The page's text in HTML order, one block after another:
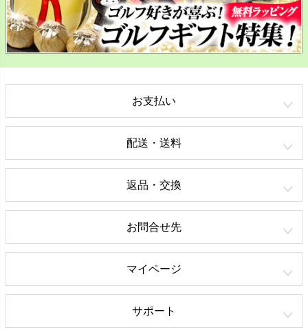
お支払い
配送・送料
返品・交換
お問合せ先
マイページ
サポート